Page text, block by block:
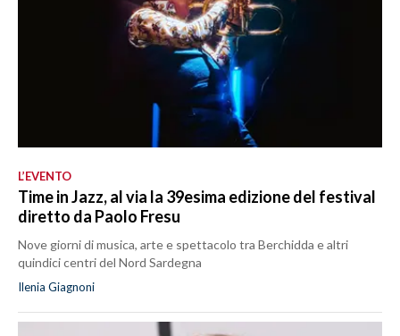
L’EVENTO
Time in Jazz, al via la 39esima edizione del festival
diretto da Paolo Fresu
Nove giorni di musica, arte e spettacolo tra Berchidda e altri
quindici centri del Nord Sardegna
Ilenia Giagnoni